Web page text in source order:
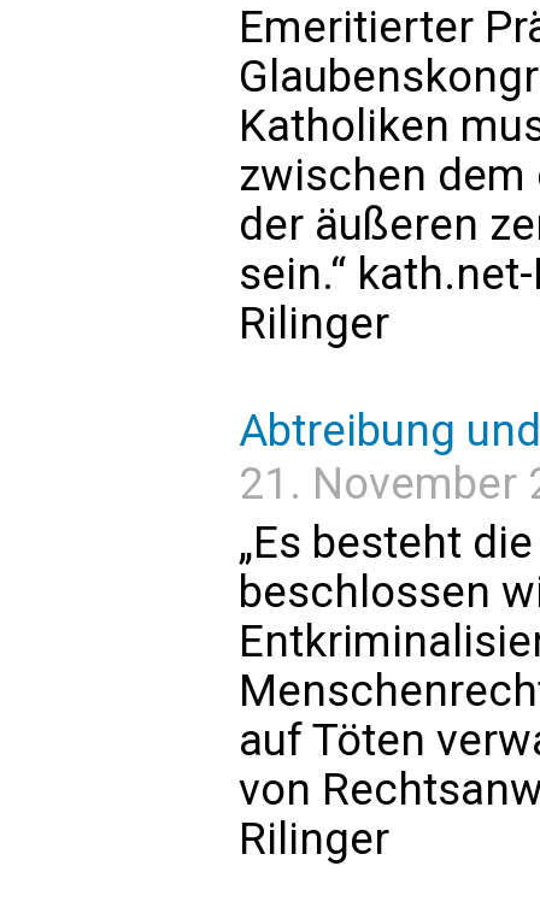
Emeritierter
Katholiken
zwischen
der äußeren
sein.“
Rilinger
Abtreibung
21. November
„Es besteht
beschlossen
auf Töten
von
Rilinger